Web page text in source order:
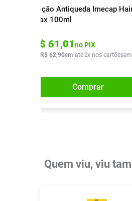
Loção Antiqueda Imecap
Max 100ml
R$ 61,01no PIX
R$ 62,90em até2x nos cartões
Comprar
Quem viu, viu